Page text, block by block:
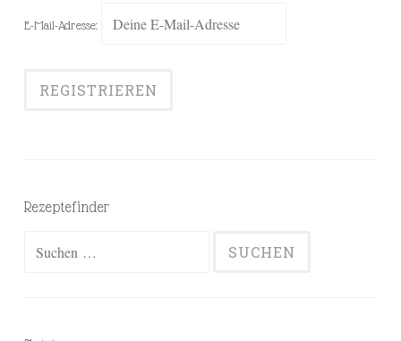
E-Mail-Adresse:
Rezeptefinder